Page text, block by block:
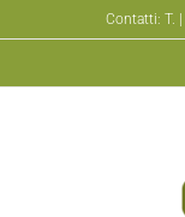
al
Contatti: T.